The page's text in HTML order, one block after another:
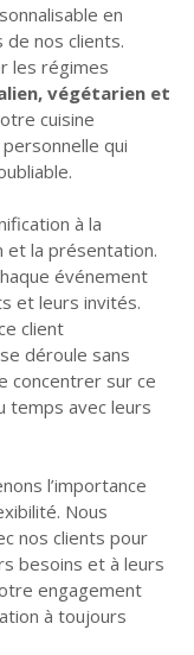
en
nos clients.
les régimes
végétarien et
cuisine
qui
à la
et la présentation.
événement
et leurs invités.
client
déroule sans
concentrer sur ce
temps avec leurs
l’importance
Nous
nos clients pour
besoins et à leurs
engagement
à toujours